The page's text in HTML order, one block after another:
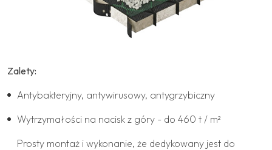
Zalety:
Antybakteryjny, antywirusowy, antygrzybiczny
Wytrzymałości na nacisk z góry - do 460 t / m²
Prosty montaż i wykonanie, że dedykowany jest do